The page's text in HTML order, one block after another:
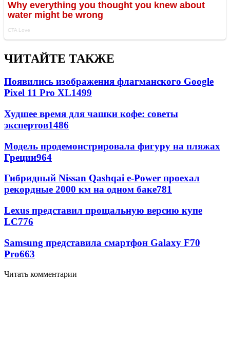
ЧИТАЙТЕ ТАКЖЕ
Появились изображения флагманского Google
Pixel 11 Pro XL1499
Худшее время для чашки кофе: советы
экспертов1486
Модель продемонстрировала фигуру на пляжах
Греции964
Гибридный Nissan Qashqai e-Power проехал
рекордные 2000 км на одном баке781
Lexus представил прощальную версию купе
LC776
Samsung представила смартфон Galaxy F70
Pro663
Читать комментарии